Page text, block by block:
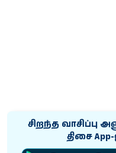
சிறந்த வாசிப்பு
திசை